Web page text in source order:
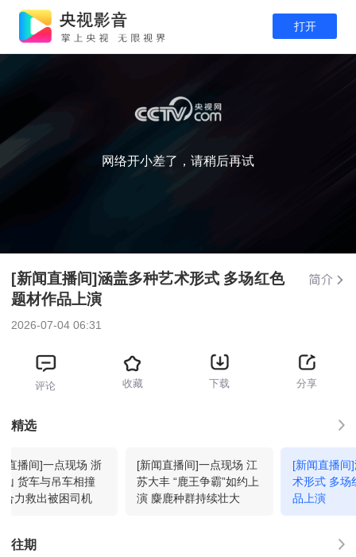
打开
网络开小差了，请稍后再试
[新闻直播间]涵盖多种艺术形式 多场红色
题材作品上演
2026-07-04 06:31
评论 收藏 下载 分享
精选
直播间]一点现场 浙
山 货车与吊车相撞
合力救出被困司机
[新闻直播间]一点现场 江
苏大丰 “鹿王争霸”如约上
演 麋鹿种群持续壮大
[新闻直播间
术形式 多场
品上演
往期
11:00
11:32 天气预报 回看
回看